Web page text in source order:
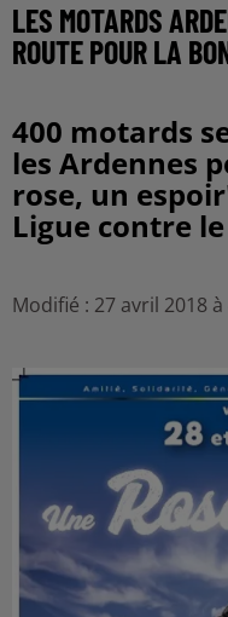
LES MOTARDS
ROUTE POUR LA
400 motards
les Ardennes
rose, un
Ligue contre
Modifié : 27 avril 2018